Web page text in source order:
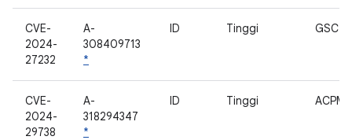
CVE-
2024-
27232
A-
308409713
*
ID Tinggi GSC
CVE-
2024-
29738
A-
318294347
*
ID Tinggi ACPM